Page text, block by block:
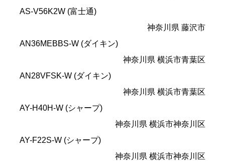
AS-V56K2W (富士通)
神奈川県 藤沢市
AN36MEBBS-W (ダイキン)
神奈川県 横浜市青葉区
AN28VFSK-W (ダイキン)
神奈川県 横浜市青葉区
AY-H40H-W (シャープ)
神奈川県 横浜市神奈川区
AY-F22S-W (シャープ)
神奈川県 横浜市神奈川区